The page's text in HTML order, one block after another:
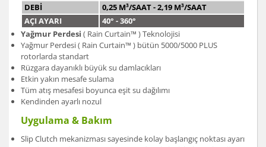
DEBİ
0,25 M³/SAAT - 2,19 M³/SAAT
AÇI AYARI
40° - 360°
Yağmur Perdesi ( Rain Curtain™ ) Teknolojisi
Yağmur Perdesi ( Rain Curtain™ ) bütün 5000/5000 PLUS
rotorlarda standart
Rüzgara dayanıklı büyük su damlacıkları
Etkin yakın mesafe sulama
Tüm atış mesafesi boyunca eşit su dağılımı
Kendinden ayarlı nozul
Uygulama & Bakım
Slip Clutch mekanizması sayesinde kolay başlangıç noktası ayarı